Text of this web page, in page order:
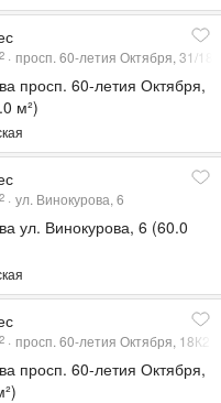
просп. 60-летия Октября, 31/
просп. 60-летия Октября,
м²)
ул. Винокурова, 6
ул. Винокурова, 6 (60.0
просп. 60-летия Октября, 18К2
просп. 60-летия Октября,